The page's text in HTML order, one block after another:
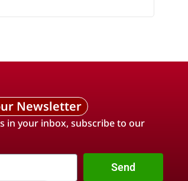
Newsletter
in your inbox, subscribe to our
Send